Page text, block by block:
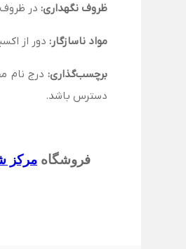
ظروف نگهداری: در ظروف
مواد ناسازگار: دور از
برچسب‌گذاری:
دسترس باشد.
فروشگاه مرکز